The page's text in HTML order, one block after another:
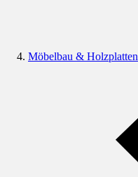
Möbelbau & Holzplatten